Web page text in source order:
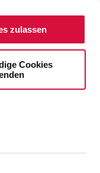
zulassen
Cookies